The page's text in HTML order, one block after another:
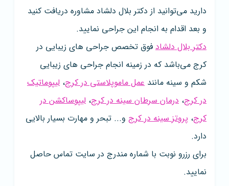
دارید می‌توانید از دکتر بلال دلشاد مشاوره دریافت کنید
و بعد اقدام به انجام این جراحی نمایید.
دکتر بلال دلشاد فوق تخصص جراحی های زیبایی در
کرج می‌باشد که در زمینه انجام جراحی های زیبایی
شکم و سینه مانند عمل ماموپلاستی در کرج، لیپوماتیک
در کرج، درمان سرطان سینه در کرج، لیپوساکشن در
کرج، پروتز سینه در کرج و... تبحر و مهارت بسیار بالایی
دارد.
برای رزرو نوبت با شماره مندرج در سایت تماس حاصل
نمایید.